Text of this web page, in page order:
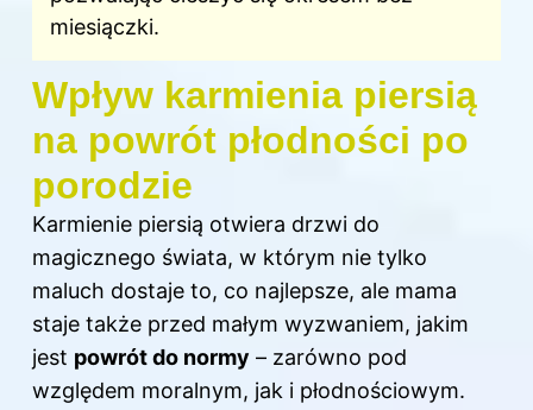
miesiączki.
Wpływ karmienia piersią
na powrót płodności po
porodzie
Karmienie piersią otwiera drzwi do
magicznego świata, w którym nie tylko
maluch dostaje to, co najlepsze, ale mama
staje także przed małym wyzwaniem, jakim
jest powrót do normy – zarówno pod
względem moralnym, jak i płodnościowym.